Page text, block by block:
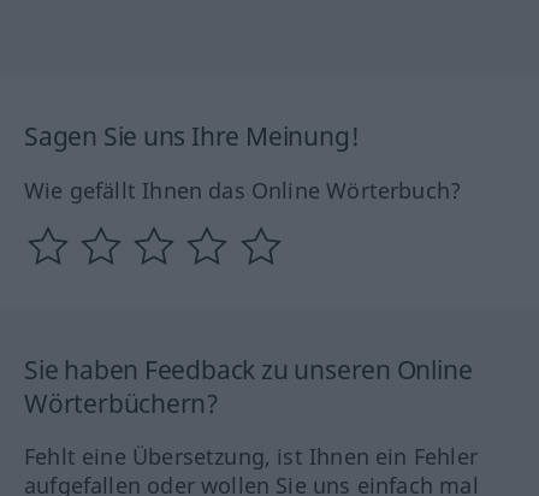
Sagen Sie uns Ihre Meinung!
Wie gefällt Ihnen das Online Wörterbuch?
Sie haben Feedback zu unseren Online
Wörterbüchern?
Fehlt eine Übersetzung, ist Ihnen ein Fehler
aufgefallen oder wollen Sie uns einfach mal